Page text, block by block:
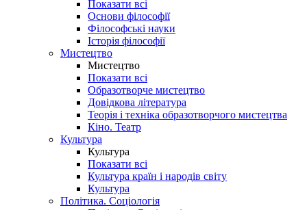
Показати всі
Основи філософії
Філософські науки
Історія філософії
Мистецтво
Мистецтво
Показати всі
Образотворче мистецтво
Довідкова література
Теорія і техніка образотворчого мистецтва
Кіно. Театр
Культура
Культура
Показати всі
Культура країн і народів світу
Культура
Політика. Соціологія